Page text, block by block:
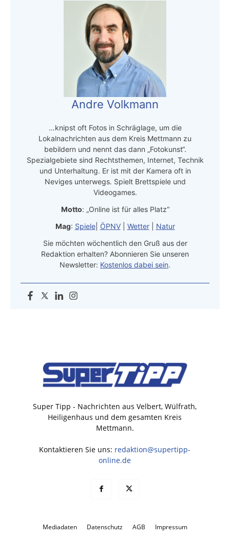
Andre Volkmann
…knipst oft Fotos in Schräglage, um die
Lokalnachrichten aus dem Kreis Mettmann zu
bebildern und nennt das dann „Fotokunst“.
Spezialgebiete sind Rechtsthemen, Internet, Technik
und Unterhaltung. Er ist mit der Kamera oft in
Neviges unterwegs. Spielt Brettspiele und
Videogames.
Motto: „Online ist für alles Platz“
Mag: Spiele| ÖPNV| Wetter| Natur
Sie möchten wöchentlich den Gruß aus der
Redaktion erhalten? Abonnieren Sie unseren
Newsletter: Kostenlos dabei sein.
Super Tipp - Nachrichten aus Velbert, Wülfrath,
Heiligenhaus und dem gesamten Kreis
Mettmann.
Kontaktieren Sie uns: redaktion@supertipp-
online.de
Mediadaten Datenschutz AGB Impressum